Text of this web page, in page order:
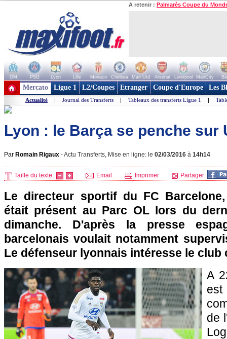
A retenir : Palmarès Coupe du
OM PSG Lyon Lille Monaco Chelsea Man Utd Arsenal Liverpool ManCity
+ de clubs
Mercato Ligue 1 L2/Coupes Etranger Coupe d'Europe Les
Actualité | Journal des Transferts | Tableaux des transferts Ligue 1 |
Lyon : le Barça se penche sur
Par Romain Rigaux -Actu Transferts, Mise en ligne: le 02/03/2016 à 14h14
Taille du texte: Email Imprimer Partager:
Le directeur sportif du FC
était présent au Parc OL lors du
dimanche. D'après la presse
barcelonais voulait notamment
Le défenseur lyonnais intéresse le club
A
de